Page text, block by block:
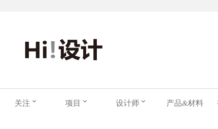
关注 项目 设计师 产品&材料